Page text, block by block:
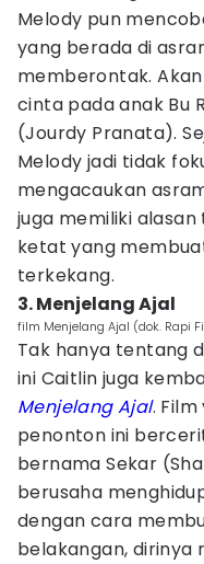
Melody pun
yang berada di
memberontak.
cinta pada anak Bu
(Jourdy Pranata).
Melody jadi tidak
mengacaukan
juga memiliki
ketat yang
terkekang.
3. Menjelang Ajal
film Menjelang Ajal (dok. Rapi
Tak hanya tentang
ini Caitlin juga
Menjelang Ajal.
penonton ini
bernama Sekar
berusaha
dengan cara
belakangan, dirinya